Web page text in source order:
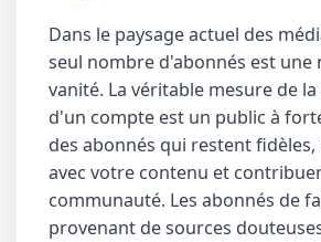
Dans le paysage actuel des
seul nombre d'abonnés est une
vanité. La véritable mesure de
d'un compte est un public à
des abonnés qui restent
avec votre contenu et
communauté. Les abonnés de
provenant de sources